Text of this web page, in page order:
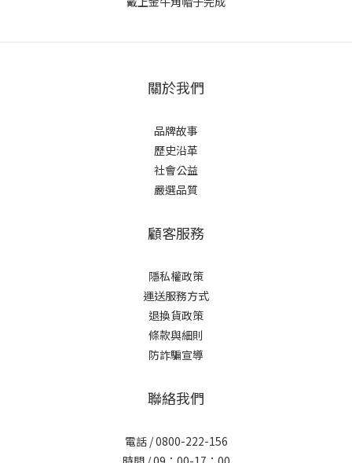
關於我們
品牌故事
歷史沿革
社會公益
嚴選品質
顧客服務
隱私權政策
運送服務方式
退換貨政策
條款與細則
防詐騙宣導
聯絡我們
電話 / 0800-222-156